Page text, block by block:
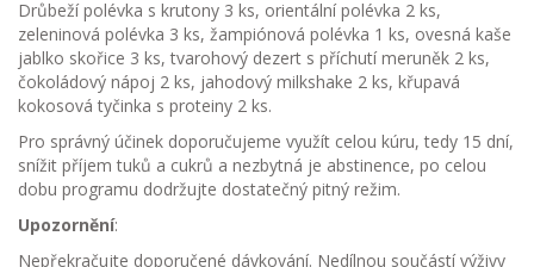
Drůbeží polévka s krutony 3 ks, orientální polévka 2 ks,
zeleninová polévka 3 ks, žampiónová polévka 1 ks, ovesná kaše
jablko skořice 3 ks, tvarohový dezert s příchutí meruněk 2 ks,
čokoládový nápoj 2 ks, jahodový milkshake 2 ks, křupavá
kokosová tyčinka s proteiny 2 ks.
Pro správný účinek doporučujeme využít celou kúru, tedy 15 dní,
snížit příjem tuků a cukrů a nezbytná je abstinence, po celou
dobu programu dodržujte dostatečný pitný režim.
Upozornění:
Nepřekračujte doporučené dávkování. Nedílnou součástí výživy